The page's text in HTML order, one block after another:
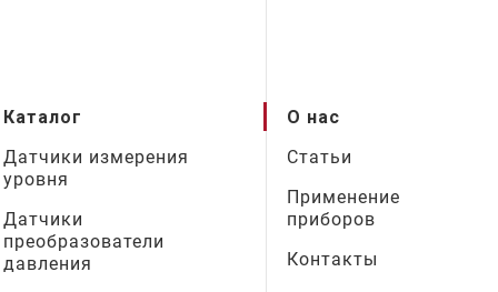
Каталог
Датчики измерения
уровня
Датчики
преобразователи
давления
О нас
Статьи
Применение
приборов
Контакты